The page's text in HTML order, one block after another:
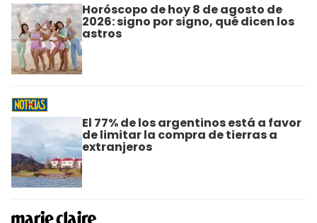
Horóscopo de hoy 8 de agosto de
2026: signo por signo, qué dicen los
astros
El 77% de los argentinos está a favor
de limitar la compra de tierras a
extranjeros